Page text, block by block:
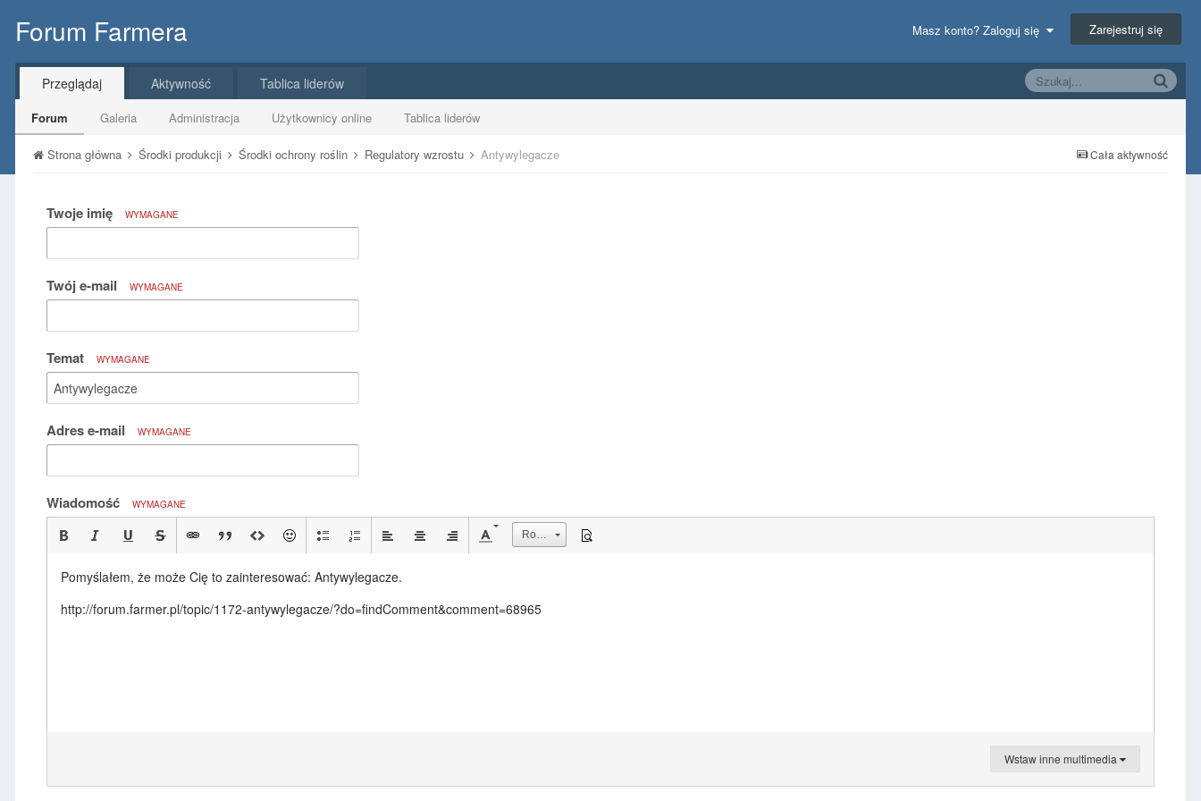
Forum Farmera Masz konto? Zaloguj się Zarejestruj się
Przeglądaj
Forum Galeria Administracja Użytkownicy online Tablica liderów
Aktywność Tablica liderów
Cała aktywność
Strona główna Środki produkcji Środki ochrony roślin Regulatory wzrostu Antywylegacze
Twoje imię WYMAGANE
Twój e-mail WYMAGANE
Temat WYMAGANE
Adres e-mail WYMAGANE
Wiadomość WYMAGANE
Rozmiar
Pomyślałem, że może Cię to zainteresować: Antywylegacze.
http://forum.farmer.pl/topic/1172-antywylegacze/?do=findComment&comment=68965
Wstaw inne multimedia